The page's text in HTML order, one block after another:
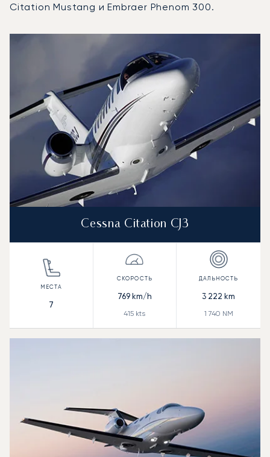
Citation Mustang и Embraer Phenom 300.
Фото воздушного судна
Скорость (узлы)
Cessna Citation CJ3
7
769km/h
415 kts
3 222 km
1 740 NM